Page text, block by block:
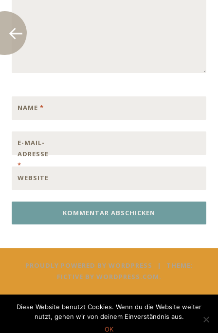
NAME *
E-MAIL-
ADRESSE
*
WEBSITE
PROUDLY POWERED BY WORDPRESS |
THEME:
FICTIVE BY WORDPRESS.COM.
Diese Website benutzt Cookies. Wenn du die Website weiter
nutzt, gehen wir von deinem Einverständnis aus.
OK